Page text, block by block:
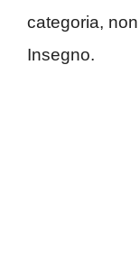
categoria,
Insegno.